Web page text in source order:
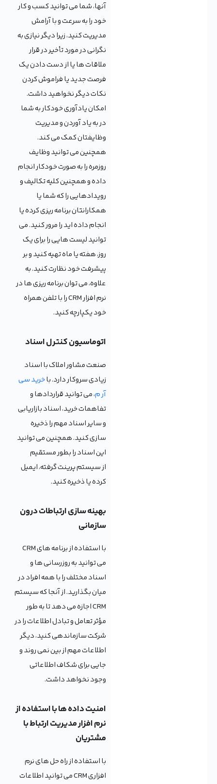
آنها، شما می توانید کسب و کار
خود را به سرعت و با آرامش
مدیریت کنید، زیرا دیگر نیازی به
نگرانی در مورد تأخیر در قرار
ملاقات ها یا از دست دادن یک
فرصت جدید یا فراموش کردن
نکات دیگر نخواهید داشت.
امکان یادآوری خودکار به شما
در به یاد آوردن و مدیریت
وظایفتان کمک می کند.
همچنین می توانید وظایف
روزمره را به صورت خودکار انجام
داده و همچنین کلیه تکالیف و
رویدادهایی را که شما یا
همکارانتان برنامه ریزی کرده یا
انجام داده اید را مرور کنید. می
توانید لیست هایی را برای یک
روز، هفته یا ماه تهیه کنید و بر
پیشرفت خود نظارت کنید. به
علاوه، می توان برنامه ریزی ها در
نرم افزار CRM را با تلفن همراه
خود یکپارچه کنید.
اتوماسیون کنترل اسناد
صنعت مشاور املاک با اسناد
زیادی سروکار دارد. باخرید سی
آر م، می توانید قراردادها و
تفاهمات خرید، اسناد بازاریابی
و سایر اسناد مهم را ذخیره
سازی کنید. همچنین می توانید
این اسناد را بطور مستقیم
از سیستم پرینت گرفته، ایمیل
کرده یا ذخیره کنید.
بهینه سازی ارتباطات درون
سازمانی
با استفاده از برنامه های CRM
می توانید به روزرسانی ها و
اسناد مختلف را با همه افراد در
میان بگذارید. از آنجا که سیستم
CRM اجازه می دهد تا به طور
مؤثر تعامل و تبادل اطلاعات را در
شرکت سازماندهی کنید، دیگر
اطلاعات مهم از بین نمی روند و
جایی برای شکاف اطلاعاتی
وجود نخواهد داشت.
امنیت داده ها با استفاده از
نرم افزار مدیریت ارتباط با
مشتریان
با استفاده از راه حل های نرم
افزاری CRM می توانید اطلاعات